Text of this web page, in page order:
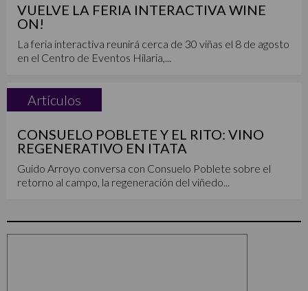
VUELVE LA FERIA INTERACTIVA WINE
ON!
La feria interactiva reunirá cerca de 30 viñas el 8 de agosto
en el Centro de Eventos Hilaria,...
Artículos
CONSUELO POBLETE Y EL RITO: VINO
REGENERATIVO EN ITATA
Guido Arroyo conversa con Consuelo Poblete sobre el
retorno al campo, la regeneración del viñedo...